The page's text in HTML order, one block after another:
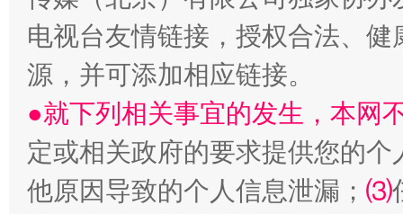
电视台友情链接，授权合法、
源，并可添加相应链接。
●就下列相关事宜的发生，本网
定或相关政府的要求提供您的个
他原因导致的个人信息泄漏； ⑶